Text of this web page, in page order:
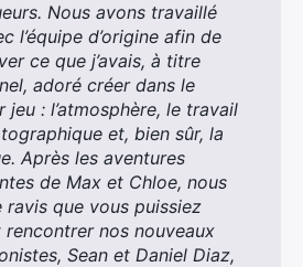
Nous avons travaillé
l’équipe d’origine afin de
ce que j’avais, à titre
adoré créer dans le
jeu : l’atmosphère, le travail
et, bien sûr, la
Après les aventures
de Max et Chloe, nous
ravis que vous puissiez
nos nouveaux
Sean et Daniel Diaz,